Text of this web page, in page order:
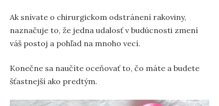
Ak snívate o chirurgickom odstránení rakoviny,
naznačuje to, že jedna udalosť v budúcnosti zmení
váš postoj a pohľad na mnoho vecí.
Konečne sa naučíte oceňovať to, čo máte a budete
šťastnejší ako predtým.